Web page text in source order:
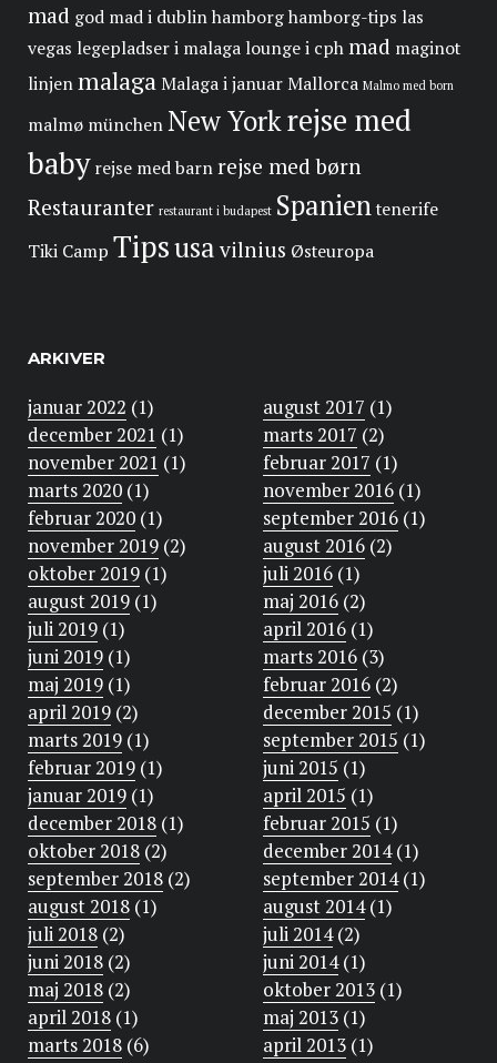
mad god mad i dublinhamborghamborg-tips las
vegas legepladser i malaga lounge i cphmad maginot
linjenmalagaMalaga i januarMallorca Malmo med born
malmø münchenNew Yorkrejse med
baby rejse med barnrejse med børn
Restauranter restaurant i budapest Spanientenerife
Tiki Camp Tipsusavilnius Østeuropa
ARKIVER
januar 2022 (1)
december 2021 (1)
november 2021 (1)
marts 2020 (1)
februar 2020 (1)
november 2019 (2)
oktober 2019 (1)
august 2019 (1)
juli 2019 (1)
juni 2019 (1)
maj 2019 (1)
april 2019 (2)
marts 2019 (1)
februar 2019 (1)
januar 2019 (1)
december 2018 (1)
oktober 2018 (2)
september 2018 (2)
august 2018 (1)
juli 2018 (2)
juni 2018 (2)
maj 2018 (2)
april 2018 (1)
marts 2018 (6)
august 2017 (1)
marts 2017 (2)
februar 2017 (1)
november 2016(1)
september 2016(1)
august 2016(2)
juli 2016(1)
maj 2016(2)
april 2016(1)
marts 2016(3)
februar 2016(2)
december 2015 (1)
september 2015 (1)
juni 2015 (1)
april 2015 (1)
februar 2015 (1)
december 2014(1)
september 2014(1)
august 2014(1)
juli 2014(2)
juni 2014(1)
oktober 2013(1)
maj 2013(1)
april 2013(1)